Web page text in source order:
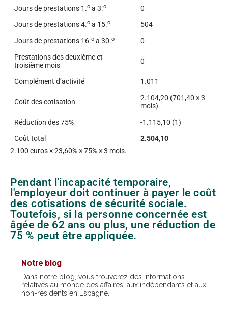
Jours de prestations 1.o a 3.o
0
Jours de prestations 4.o a 15.o
504
Jours de prestations 16.o a 30.o
0
Prestations des deuxième et
troisième mois
0
Complément d’activité 1.011
Coût des cotisation
2.104,20 (701,40 × 3
mois)
Réduction des 75%
-1.115,10 (1)
Coût total
2.504,10
2.100 euros × 23,60% × 75% × 3 mois.
Pendant l'incapacité temporaire,
l'employeur doit continuer à payer le coût
des cotisations de sécurité sociale.
Toutefois, si la personne concernée est
âgée de 62 ans ou plus, une réduction de
75 % peut être appliquée.
Notre blog
Dans notre blog, vous trouverez des informations
relatives au monde des affaires, aux indépendants et aux
non-résidents en Espagne..